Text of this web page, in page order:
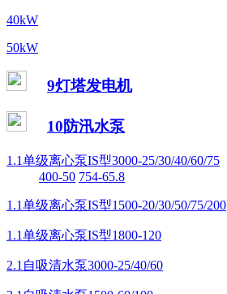
40kW
50kW
9灯塔发电机
10防汛水泵
1.1单级离心泵IS型3000-25/30/40/60/75
400-50 754-65.8
1.1单级离心泵IS型1500-20/30/50/75/200
1.1单级离心泵IS型1800-120
2.1自吸清水泵3000-25/40/60